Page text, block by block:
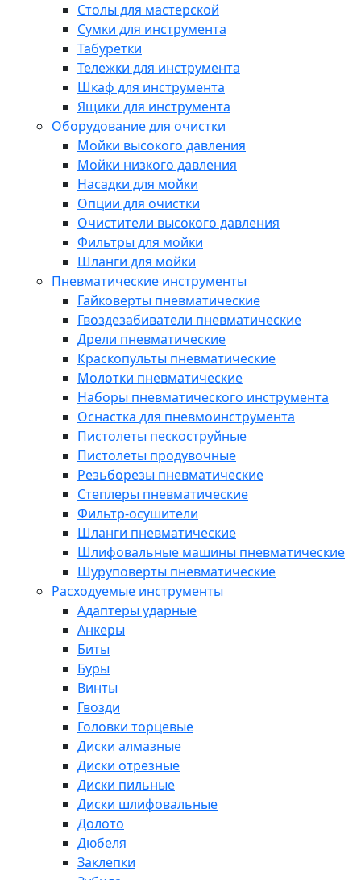
Столы для мастерской
Сумки для инструмента
Табуретки
Тележки для инструмента
Шкаф для инструмента
Ящики для инструмента
Оборудование для очистки
Мойки высокого давления
Мойки низкого давления
Насадки для мойки
Опции для очистки
Очистители высокого давления
Фильтры для мойки
Шланги для мойки
Пневматические инструменты
Гайковерты пневматические
Гвоздезабиватели пневматические
Дрели пневматические
Краскопульты пневматические
Молотки пневматические
Наборы пневматического инструмента
Оснастка для пневмоинструмента
Пистолеты пескоструйные
Пистолеты продувочные
Резьборезы пневматические
Степлеры пневматические
Фильтр-осушители
Шланги пневматические
Шлифовальные машины пневматические
Шуруповерты пневматические
Расходуемые инструменты
Адаптеры ударные
Анкеры
Биты
Буры
Винты
Гвозди
Головки торцевые
Диски алмазные
Диски отрезные
Диски пильные
Диски шлифовальные
Долото
Дюбеля
Заклепки